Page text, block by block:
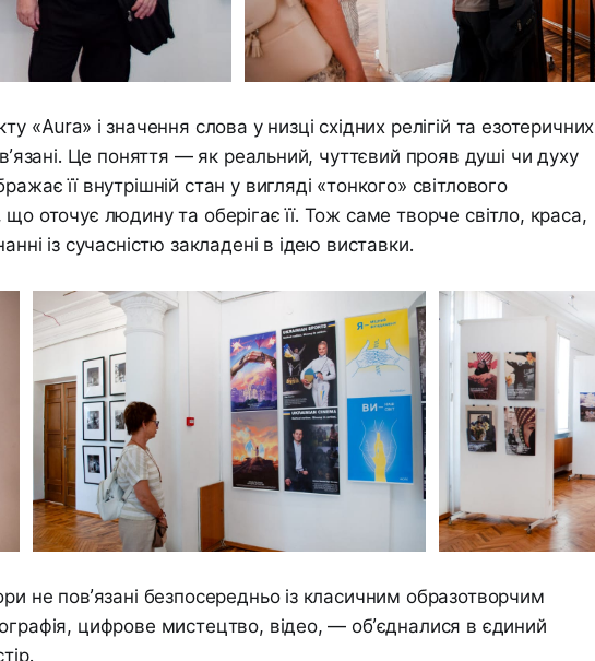
«Aura» і значення слова у низці східних релігій та езотеричних
Це поняття — як реальний, чуттєвий прояв душі чи духу
її внутрішній стан у вигляді «тонкого» світлового
оточує людину та оберігає її. Тож саме творче світло, краса,
із сучасністю закладені в ідею виставки.
не пов’язані безпосередньо із класичним образотворчим
цифрове мистецтво, відео, — об’єдналися в єдиний